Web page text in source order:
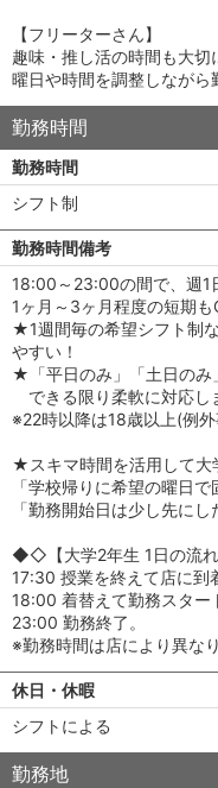
【フリーターさん】
趣味・推し活の時間も大切
曜日や時間を調整しながら
勤務時間
勤務時間
シフト制
勤務時間備考
18:00～23:00の間で、週1
1ヶ月～3ヶ月程度の短期も
★1週間毎の希望シフト制
やすい！
★「平日のみ」「土日のみ
できる限り柔軟に対応し
※22時以降は18歳以上(例
★スキマ時間を活用して
「学校帰りに希望の曜日で
「勤務開始日は少し先に
◆◇【大学2年生 1日の流れ
17:30 授業を終えて店に到
18:00 着替えて勤務スター
23:00 勤務終了。
※勤務時間は店により異な
休日・休暇
シフトによる
勤務地